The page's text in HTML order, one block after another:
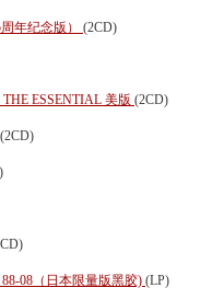
年纪念版） (2CD)
ESSENTIAL 美版 (2CD)
(2CD)
88-08（日本限量版黑胶) (LP)